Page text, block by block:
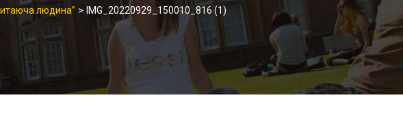
людина” > IMG_20220929_150010_816 (1)